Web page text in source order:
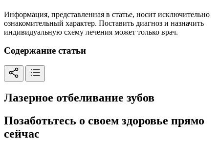
Информация, представленная в статье, носит исключительно
ознакомительный характер. Поставить диагноз и назначить
индивидуальную схему лечения может только врач.
Содержание статьи
Лазерное отбеливание зубов
Позаботьтесь о своем здоровье прямо
сейчас